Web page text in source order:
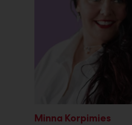
Minna Korpimies